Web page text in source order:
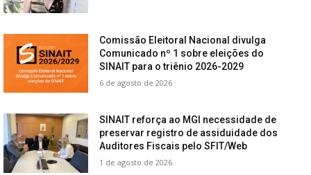
Comissão Eleitoral Nacional divulga
Comunicado nº 1 sobre eleições do
SINAIT para o triênio 2026-2029
6 de agosto de 2026
SINAIT reforça ao MGI necessidade de
preservar registro de assiduidade dos
Auditores Fiscais pelo SFIT/Web
1 de agosto de 2026